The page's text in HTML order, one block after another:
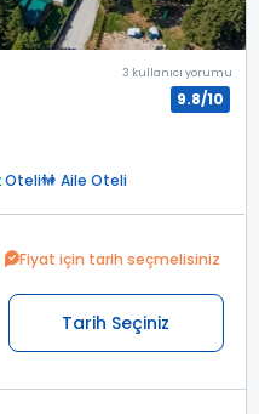
3 kullanıcı yorumu
9.8/10
Oteli Aile Oteli
Fiyat için tarih seçmelisiniz
Tarih Seçiniz